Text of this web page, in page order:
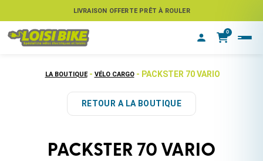
LIVRAISON OFFERTE PRÊT À ROULER
0
LA BOUTIQUE - VÉLO CARGO - PACKSTER 70 VARIO
RETOUR A LA BOUTIQUE
PACKSTER 70 VARIO